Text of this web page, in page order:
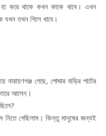
হা করে থাকে কখন কাকে খাবে। এখন
যখন তখন গিলে খাবে।
গেছে, পোদ্দার বাড়ির পাটের
আসেন।
গেছিলাম। কিন্তু মানুষের জন্যই